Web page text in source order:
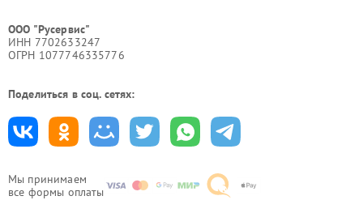
Мы принимаем
все формы оплаты
ООО "Русервис"
ИНН 7702633247
ОГРН 1077746335776
Поделиться в соц. сетях: